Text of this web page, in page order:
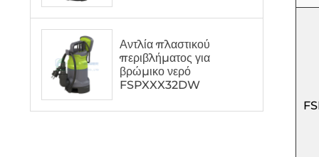
Αντλία πλαστικού
περιβλήματος για
βρώμικο νερό
FSPXXX32DW